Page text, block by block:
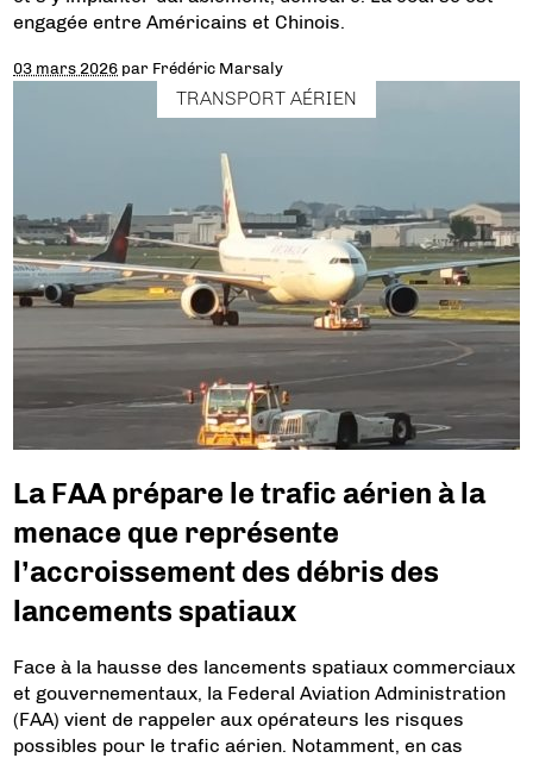
engagée entre Américains et Chinois.
03 mars 2026 par Frédéric Marsaly
TRANSPORT AÉRIEN
La FAA prépare le trafic aérien à la
menace que représente
l’accroissement des débris des
lancements spatiaux
Face à la hausse des lancements spatiaux commerciaux
et gouvernementaux, la Federal Aviation Administration
(FAA) vient de rappeler aux opérateurs les risques
possibles pour le trafic aérien. Notamment, en cas